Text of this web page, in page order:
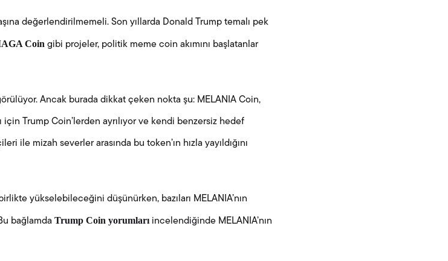
değerlendirilmemeli. Son yıllarda Donald Trump temalı pek
Coin gibi projeler, politik meme coin akımını başlatanlar
Ancak burada dikkat çeken nokta şu: MELANIA Coin,
Trump Coin’lerden ayrılıyor ve kendi benzersiz hedef
ile mizah severler arasında bu token’ın hızla yayıldığını
yükselebileceğini düşünürken, bazıları MELANIA’nın
bağlamda Trump Coin yorumlarıincelendiğinde MELANIA’nın